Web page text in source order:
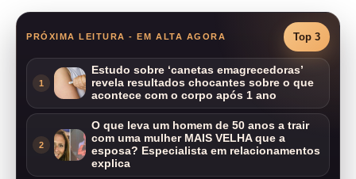
PRÓXIMA LEITURA - EM ALTA AGORA Top 3
1
Estudo sobre ‘canetas emagrecedoras’
revela resultados chocantes sobre o que
acontece com o corpo após 1 ano
2
O que leva um homem de 50 anos a trair
com uma mulher MAIS VELHA que a
esposa? Especialista em relacionamentos
explica